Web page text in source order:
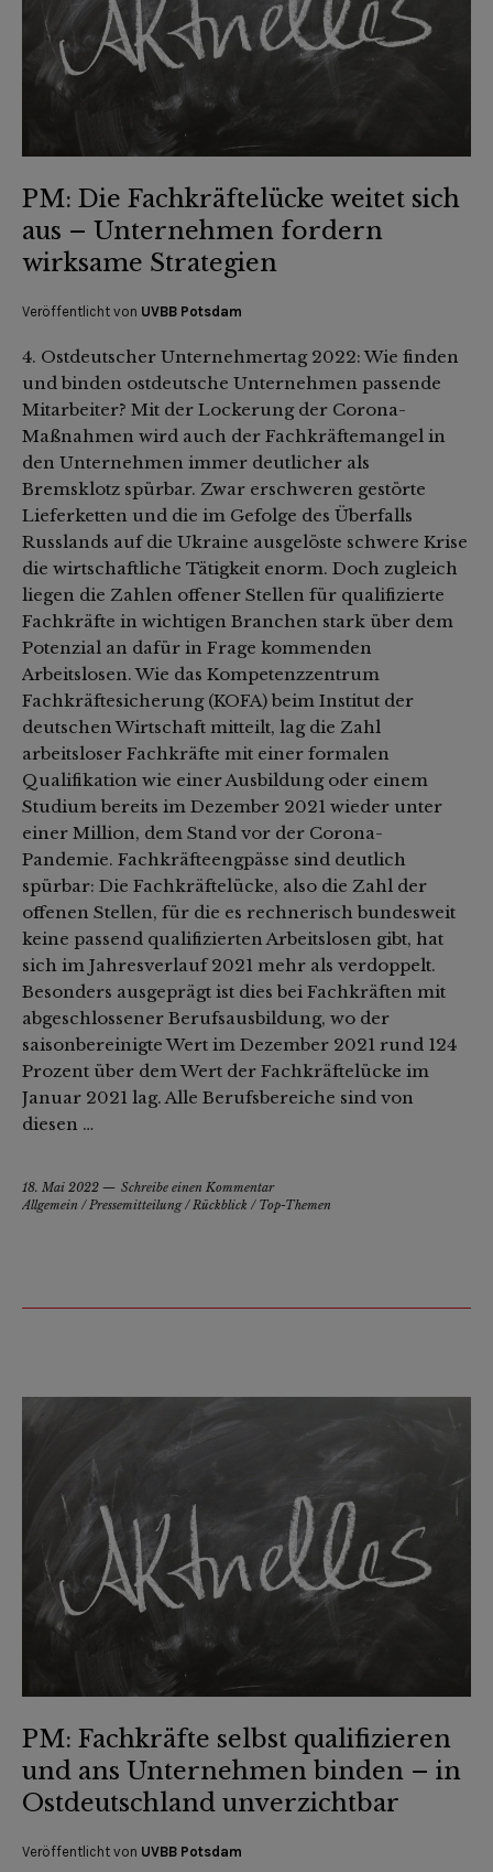
PM: Die Fachkräftelücke weitet sich
aus – Unternehmen fordern
wirksame Strategien
Veröffentlicht von UVBB Potsdam
4. Ostdeutscher Unternehmertag 2022: Wie finden
und binden ostdeutsche Unternehmen passende
Mitarbeiter? Mit der Lockerung der Corona-
Maßnahmen wird auch der Fachkräftemangel in
den Unternehmen immer deutlicher als
Bremsklotz spürbar. Zwar erschweren gestörte
Lieferketten und die im Gefolge des Überfalls
Russlands auf die Ukraine ausgelöste schwere Krise
die wirtschaftliche Tätigkeit enorm. Doch zugleich
liegen die Zahlen offener Stellen für qualifizierte
Fachkräfte in wichtigen Branchen stark über dem
Potenzial an dafür in Frage kommenden
Arbeitslosen. Wie das Kompetenzzentrum
Fachkräftesicherung (KOFA) beim Institut der
deutschen Wirtschaft mitteilt, lag die Zahl
arbeitsloser Fachkräfte mit einer formalen
Qualifikation wie einer Ausbildung oder einem
Studium bereits im Dezember 2021 wieder unter
einer Million, dem Stand vor der Corona-
Pandemie. Fachkräfteengpässe sind deutlich
spürbar: Die Fachkräftelücke, also die Zahl der
offenen Stellen, für die es rechnerisch bundesweit
keine passend qualifizierten Arbeitslosen gibt, hat
sich im Jahresverlauf 2021 mehr als verdoppelt.
Besonders ausgeprägt ist dies bei Fachkräften mit
abgeschlossener Berufsausbildung, wo der
saisonbereinigte Wert im Dezember 2021 rund 124
Prozent über dem Wert der Fachkräftelücke im
Januar 2021 lag. Alle Berufsbereiche sind von
diesen …
18. Mai 2022
Schreibe einen Kommentar
Allgemein /Pressemitteilung/Rückblick / Top-Themen
PM: Fachkräfte selbst qualifizieren
und ans Unternehmen binden – in
Ostdeutschland unverzichtbar
Veröffentlicht von UVBB Potsdam